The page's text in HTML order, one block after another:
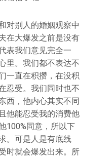
对别人的婚姻观察中
在大爆发之前是没有
表我们意见完全一
里。我们都不表达不
一直在积攒，在没积
忍受。我们同时也不
西，他内心其实不同
他能忍受我的消费他
100%同意，所以下
。可是人是有底线
时就会爆发出来。所